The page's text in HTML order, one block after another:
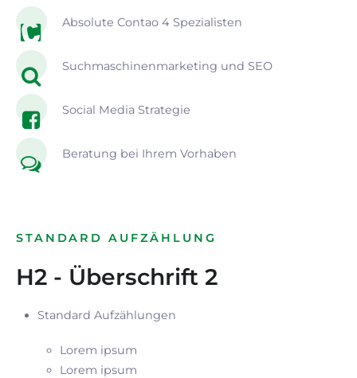
Absolute Contao 4 Spezialisten
Suchmaschinenmarketing und SEO
Social Media Strategie
Beratung bei Ihrem Vorhaben
STANDARD AUFZÄHLUNG
H2 - Überschrift 2
Standard Aufzählungen
Lorem ipsum
Lorem ipsum